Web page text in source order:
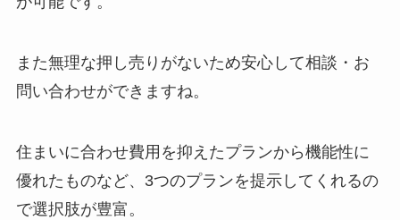
また無理な押し売りがないため安心して相談・お
問い合わせができますね。
住まいに合わせ費用を抑えたプランから機能性に
優れたものなど、3つのプランを提示してくれるの
で選択肢が豊富。